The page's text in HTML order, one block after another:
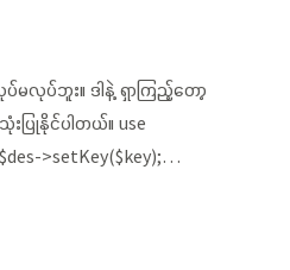
မလုပ်ဘူး။ ဒါနဲ့ ရှာကြည့်တော့
ပြုနိုင်ပါတယ်။ use
>setKey($key);…